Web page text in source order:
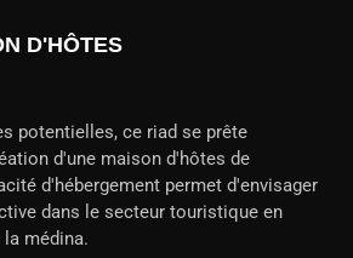
D'HÔTES
potentielles, ce riad se prête
d'une maison d'hôtes de
d'hébergement permet d'envisager
dans le secteur touristique en
médina.